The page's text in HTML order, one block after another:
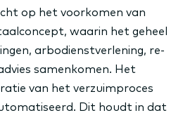
op het voorkomen van
waarin het geheel
arbodienstverlening, re-
samenkomen. Het
van het verzuimproces
Dit houdt in dat